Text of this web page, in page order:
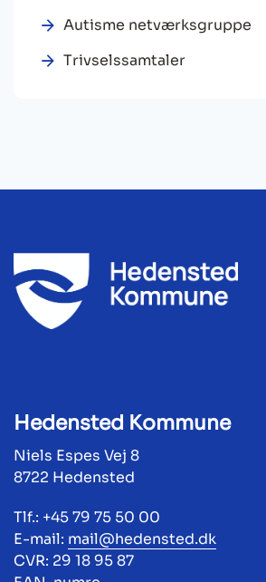
Autisme netværksgruppe
Trivselssamtaler
Hedensted Kommune
Niels Espes Vej 8
8722 Hedensted
Tlf.: +45 79 75 50 00
E-mail: mail@hedensted.dk
CVR: 29 18 95 87